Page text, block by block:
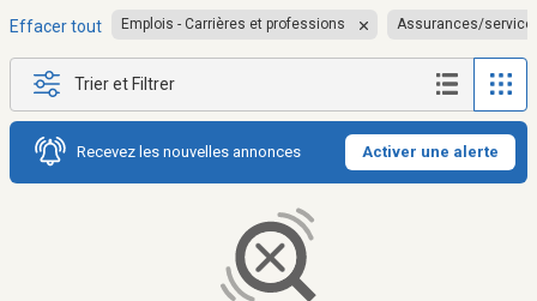
Effacer tout Emplois - Carrières et professions Assurances/
Trier et Filtrer
Recevez les nouvelles annonces Activer une alerte